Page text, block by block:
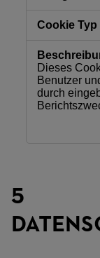
Dieses
Benutzer
durch
5